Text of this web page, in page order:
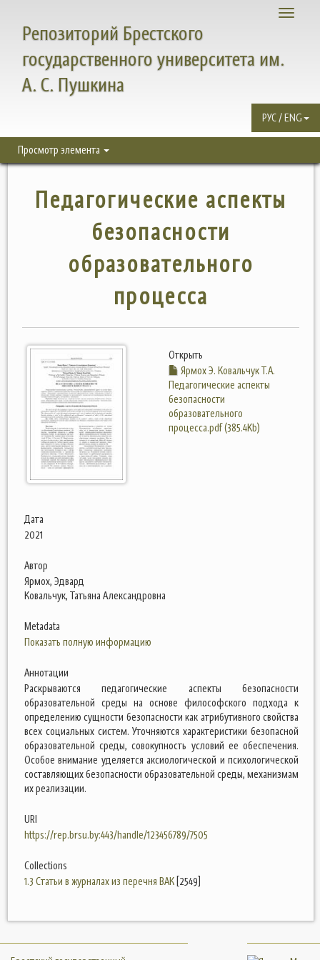
Toggle
Репозиторий Брестского
государственного университета им.
А. С. Пушкина
РУС / ENG
Просмотр элемента
Педагогические аспекты
безопасности
образовательного
процесса
Открыть
Ярмох Э. Ковальчук Т.А.
Педагогические аспекты
безопасности
образовательного
процесса.pdf (385.4Kb)
Дата
2021
Автор
Ярмох, Эдвард
Ковальчук, Татьяна Александровна
Metadata
Показать полную информацию
Аннотации
Раскрываются педагогические аспекты безопасности
образовательной среды на основе философского подхода к
определению сущности безопасности как атрибутивного свойства
всех социальных систем. Уточняются характеристики безопасной
образовательной среды, совокупность условий ее обеспечения.
Особое внимание уделяется аксиологической и психологической
составляющих безопасности образовательной среды, механизмам
их реализации.
URI
https://rep.brsu.by:443/handle/123456789/7505
Collections
1.3 Статьи в журналах из перечня ВАК [2549]